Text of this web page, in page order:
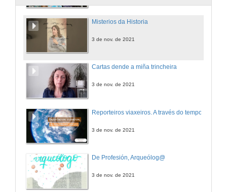
Misterios da Historia
3 de nov. de 2021
Cartas dende a miña trincheira
3 de nov. de 2021
Reporteiros viaxeiros. A través do tempo
3 de nov. de 2021
De Profesión, Arqueólog@
3 de nov. de 2021